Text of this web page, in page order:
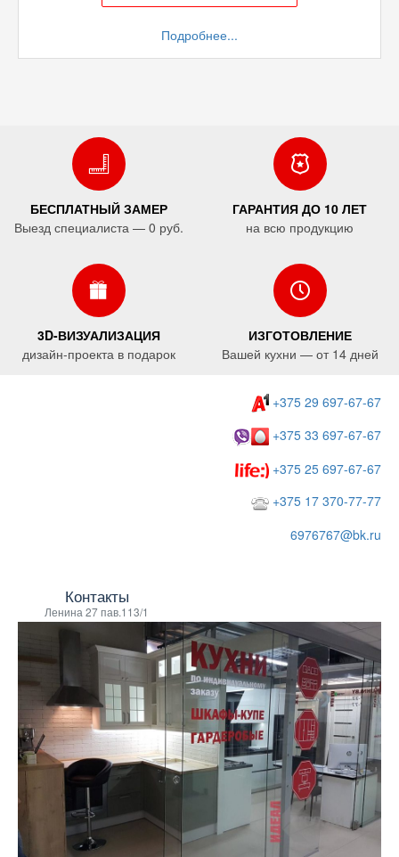
Подробнее...
БЕСПЛАТНЫЙ ЗАМЕР
Выезд специалиста — 0 руб.
ГАРАНТИЯ ДО 10 ЛЕТ
на всю продукцию
3D-ВИЗУАЛИЗАЦИЯ
дизайн-проекта в подарок
ИЗГОТОВЛЕНИЕ
Вашей кухни — от 14 дней
+375 29 697-67-67
+375 33 697-67-67
+375 25 697-67-67
+375 17 370-77-77
6976767@bk.ru
Контакты
Ленина 27 пав.113/1